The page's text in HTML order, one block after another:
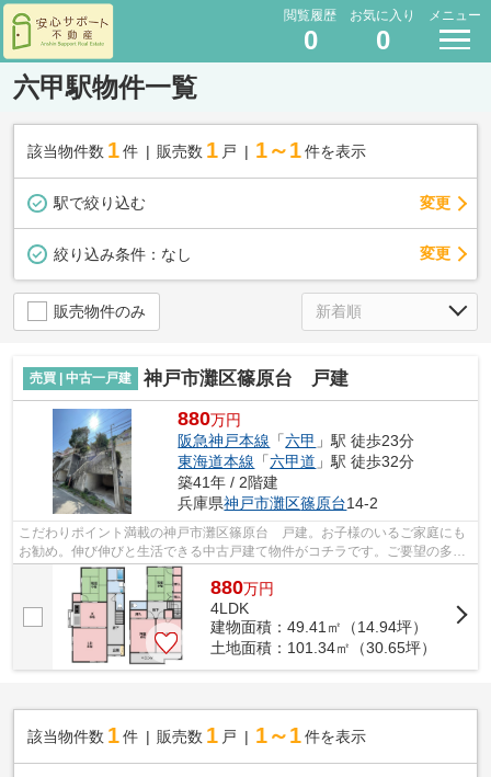
閲覧履歴
0
お気に入り
0
メニュー
六甲駅物件一覧
該当物件数 1件 販売数 1 戸 1～1 件を表示
駅で絞り込む 変更
絞り込み条件： なし 変更
販売物件のみ
売買 | 中古一戸建 神戸市灘区篠原台 戸建
880万円
阪急神戸本線 「六甲 」駅 徒歩23分
東海道本線 「六甲道 」駅 徒歩32分
築41年 / 2階建
兵庫県神戸市灘区篠原台14-2
こだわりポイント満載の神戸市灘区篠原台 戸建。お子様のいるご家庭にも
お勧め。伸び伸びと生活できる中古戸建て物件がコチラです。ご要望の多い
土地面積101.34㎡(公簿)の物件。こち...
880万円
4LDK
建物面積：49.41㎡（14.94坪）
土地面積：101.34㎡（30.65坪）
該当物件数 1件 販売数 1 戸 1～1 件を表示